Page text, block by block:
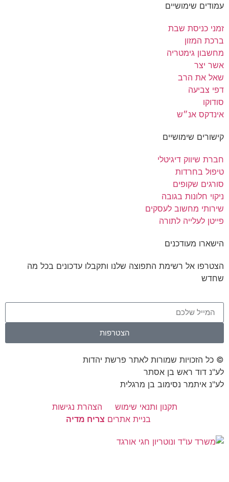
עמודים שימושיים
זמני כניסת שבת
ברכת המזון
מחשבון גימטריה
אשר יצר
שאל את הרב
דפי צביעה
סודוקו
אינדקס אנ״ש
קישורים שימושיים
חברת שיווק דיגיטלי
טיפול בחרדות
סורגים שקופים
ניקוי חלונות בגובה
שירותי מחשוב לעסקים
פייטן לעלייה לתורה
הישארו מעודכנים
הצטרפו אל רשימת התפוצה שלנו ותקבלו עדכונים בכל מה
שחדש
הצטרפות
© כל הזכויות שמורות לאתר פרשת יהדות
לע"נ דוד ראש בן אסתר
לע"נ איתמר נסימוב בן מרגלית
תקנון ותנאי שימוש
הצהרת נגישות
בניית אתרים צריח מדיה